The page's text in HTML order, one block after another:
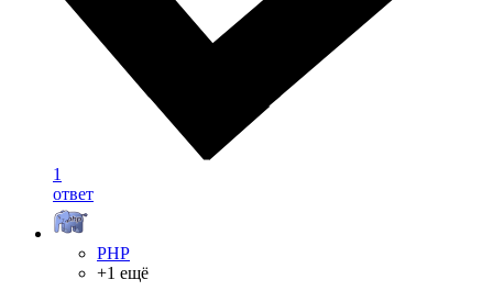
1
ответ
PHP
+1 ещё